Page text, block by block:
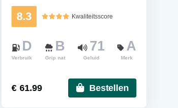
8.3 Kwaliteitsscore
D
Verbruik
B
Grip nat
71
Geluid
A
Merk
€ 61.99 Bestellen